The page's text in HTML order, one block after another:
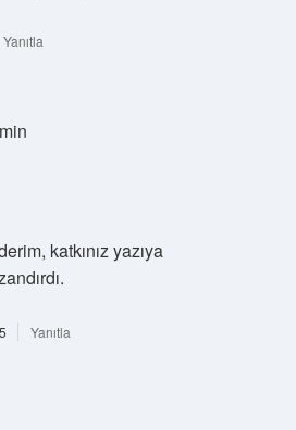
Yanıtla
katkınız yazıya
Yanıtla